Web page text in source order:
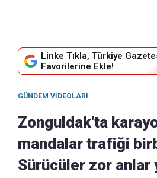
Linke Tıkla, Türkiye
Favorilerine Ekle!
GÜNDEM VIDEOLARI
Zonguldak'ta
mandalar trafiği
Sürücüler zor anlar